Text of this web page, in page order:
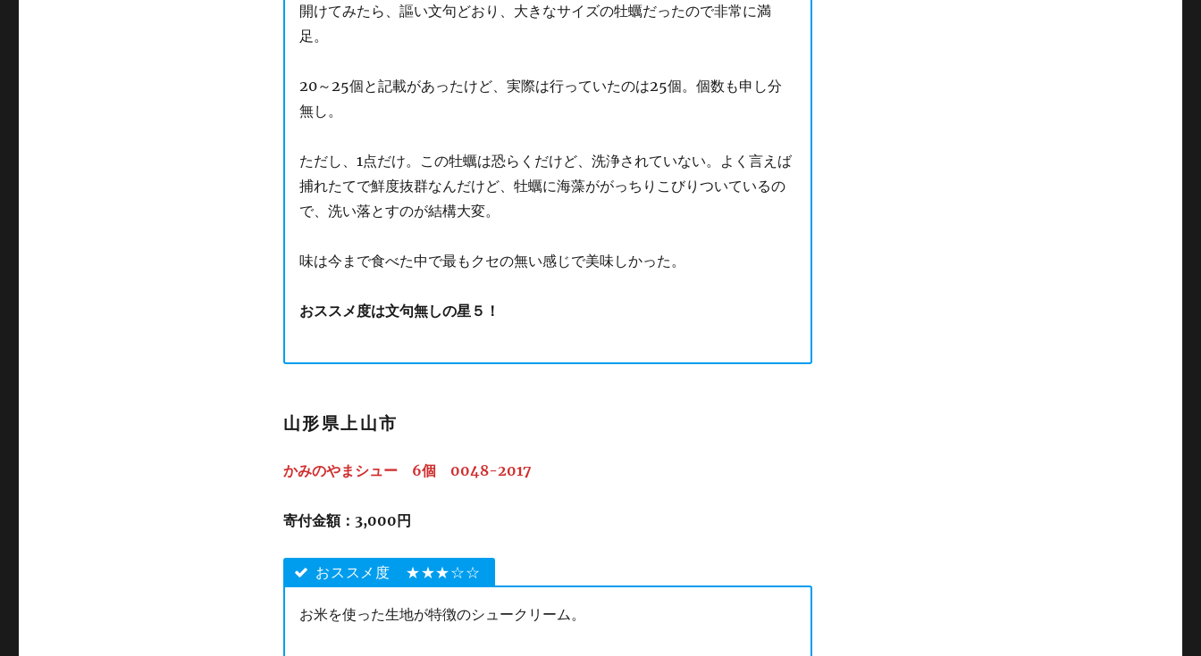
開けてみたら、謳い文句どおり、大きなサイズの牡蠣だったので非常に満
足。
20～25個と記載があったけど、実際は行っていたのは25個。個数も申し分
無し。
ただし、1点だけ。この牡蠣は恐らくだけど、洗浄されていない。よく言えば
捕れたてで鮮度抜群なんだけど、牡蠣に海藻ががっちりこびりついているの
で、洗い落とすのが結構大変。
味は今まで食べた中で最もクセの無い感じで美味しかった。
おススメ度は文句無しの星５！
山形県上山市
かみのやまシュー 6個 0048-2017
寄付金額： 3,000円
おススメ度 ★★★☆☆
お米を使った生地が特徴のシュークリーム。